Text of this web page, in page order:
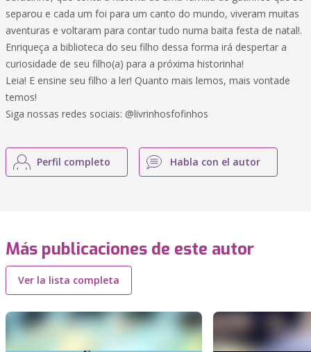
separou e cada um foi para um canto do mundo, viveram muitas
aventuras e voltaram para contar tudo numa baita festa de natal!.
Enriqueça a biblioteca do seu filho dessa forma irá despertar a
curiosidade de seu filho(a) para a próxima historinha!
Leia! E ensine seu filho a ler! Quanto mais lemos, mais vontade
temos!
Siga nossas redes sociais: @livrinhosfofinhos
Perfil completo Habla con el autor
Más publicaciones de este autor
Ver la lista completa